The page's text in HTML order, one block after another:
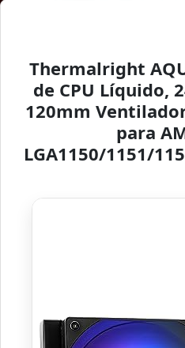
Thermalright
de CPU Líquido,
120mm
para
LGA1150/1151/